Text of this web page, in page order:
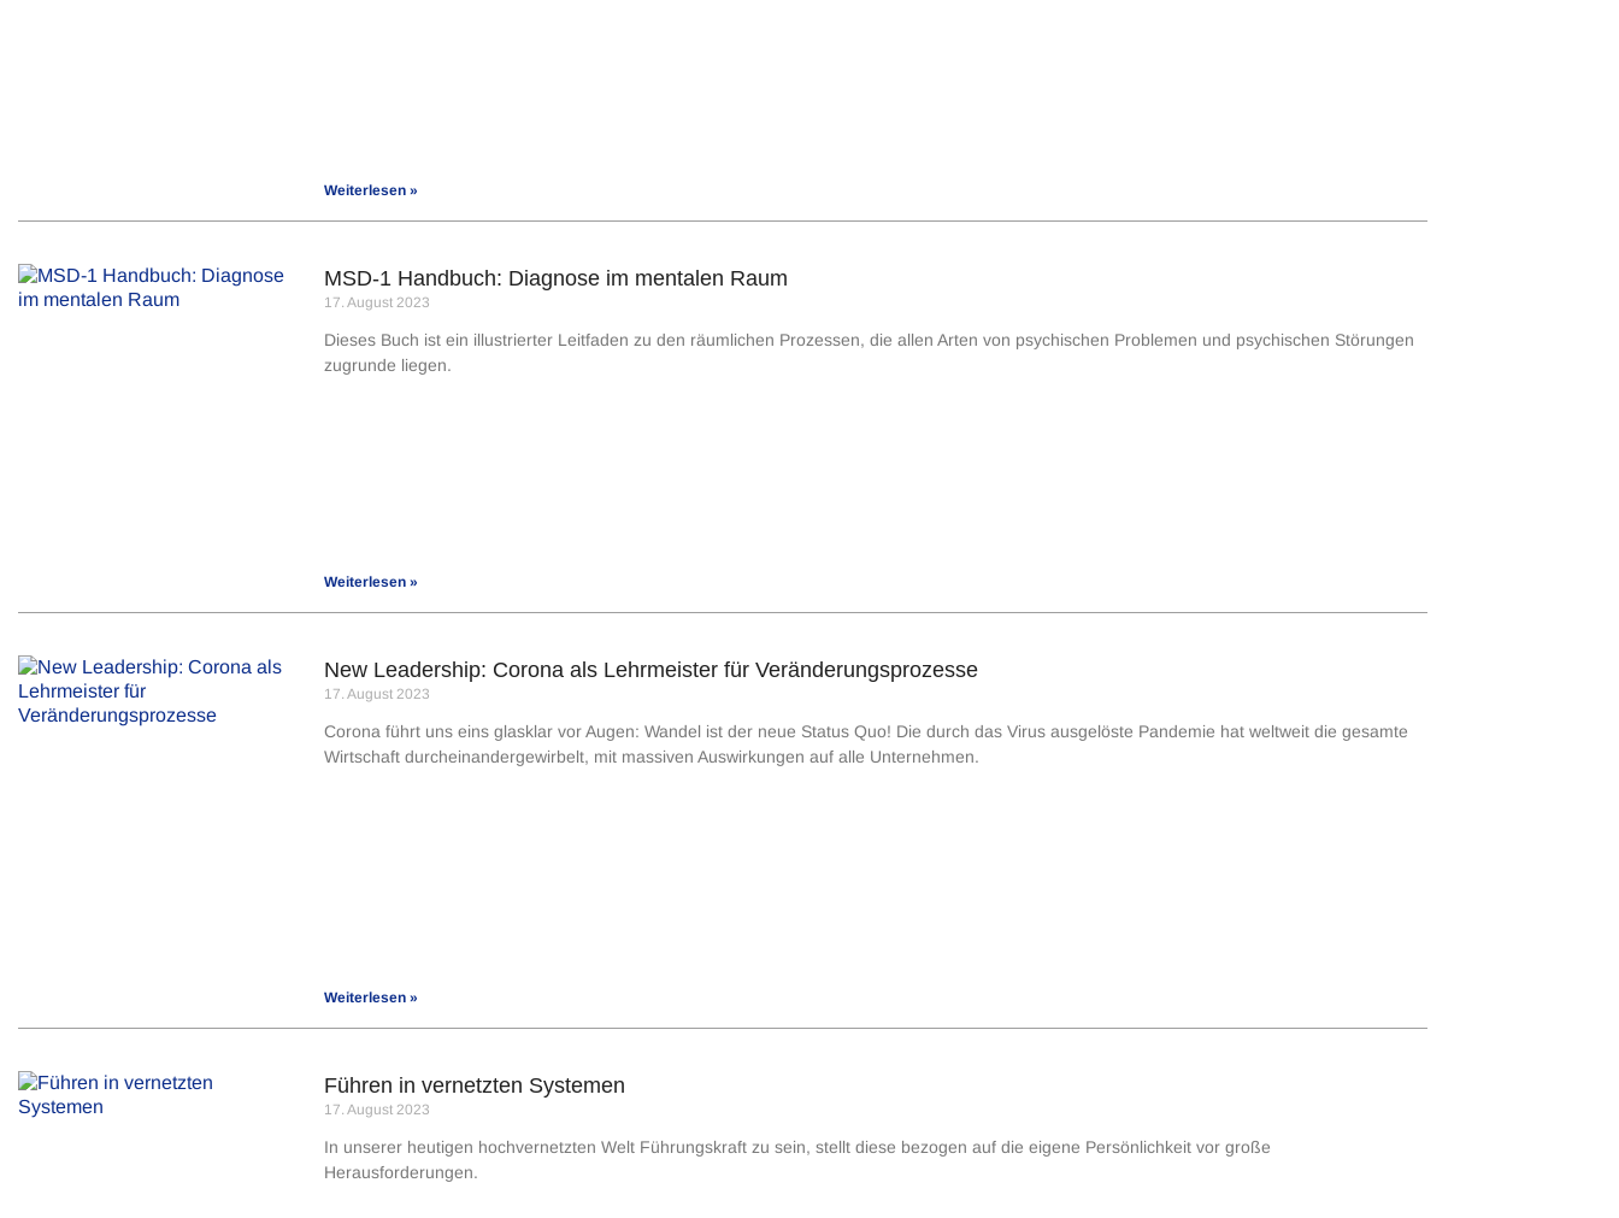
Weiterlesen »
MSD-1 Handbuch: Diagnose im mentalen Raum
17. August 2023
Dieses Buch ist ein illustrierter Leitfaden zu den räumlichen Prozessen, die allen Arten von psychischen Problemen und psychischen Störungen
zugrunde liegen.
Weiterlesen »
New Leadership: Corona als Lehrmeister für Veränderungsprozesse
17. August 2023
Corona führt uns eins glasklar vor Augen: Wandel ist der neue Status Quo! Die durch das Virus ausgelöste Pandemie hat weltweit die gesamte
Wirtschaft durcheinandergewirbelt, mit massiven Auswirkungen auf alle Unternehmen.
Weiterlesen »
Führen in vernetzten Systemen
17. August 2023
In unserer heutigen hochvernetzten Welt Führungskraft zu sein, stellt diese bezogen auf die eigene Persönlichkeit vor große
Herausforderungen.